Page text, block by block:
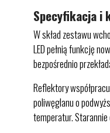
Specyfikacja i
W skład zestawu
LED pełnią funkcję
bezpośrednio
Reflektory
poliwęglanu o
temperatur. Starannie